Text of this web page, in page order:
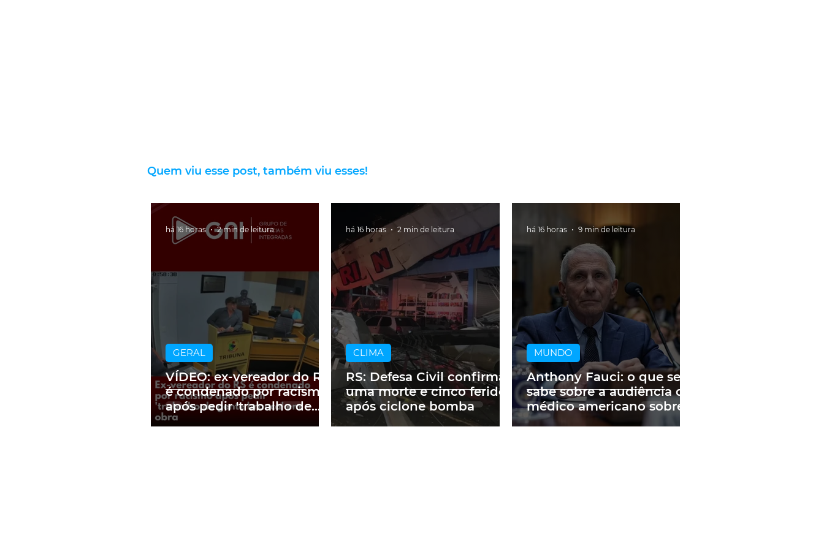
Quem viu esse post, também viu esses!
VÍDEO: ex-vereador do RS
é condenado por racismo
após pedir 'trabalho de
gente branca' em obra
GERAL
há 16 horas 2 min de leitura
RS: Defesa Civil confirma
uma morte e cinco feridos
após ciclone bomba
CLIMA
há 16 horas 2 min de leitura
Anthony Fauci: o que se
sabe sobre a audiência do
médico americano sobre
a pandemia e as fake
MUNDO
há 16 horas 9 min de leitura